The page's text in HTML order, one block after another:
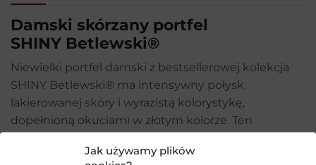
Jak używamy plików
Damski skórzany portfel
SHINY Betlewski®
Niewielki portfel damski z bestsellerowej kolekcja
SHINY Betlewski® ma intensywny połysk
lakierowanej skóry i wyrazistą kolorystykę,
dopełnioną okuciami w złotym kolorze. Ten
sobie harmonijkowe wnętrze z aż 9 przegródkami